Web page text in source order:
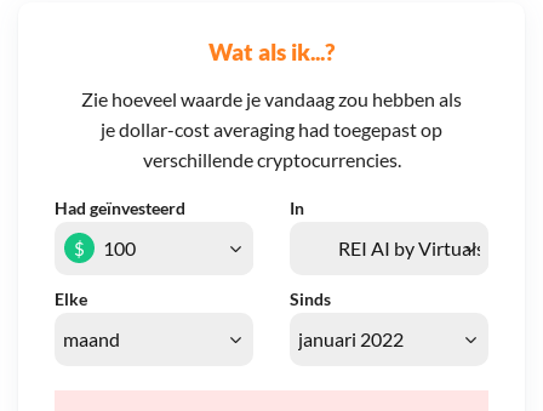
Wat als ik...?
Zie hoeveel waarde je vandaag zou hebben als
je dollar-cost averaging had toegepast op
verschillende cryptocurrencies.
Had geïnvesteerd In
Elke Sinds
$